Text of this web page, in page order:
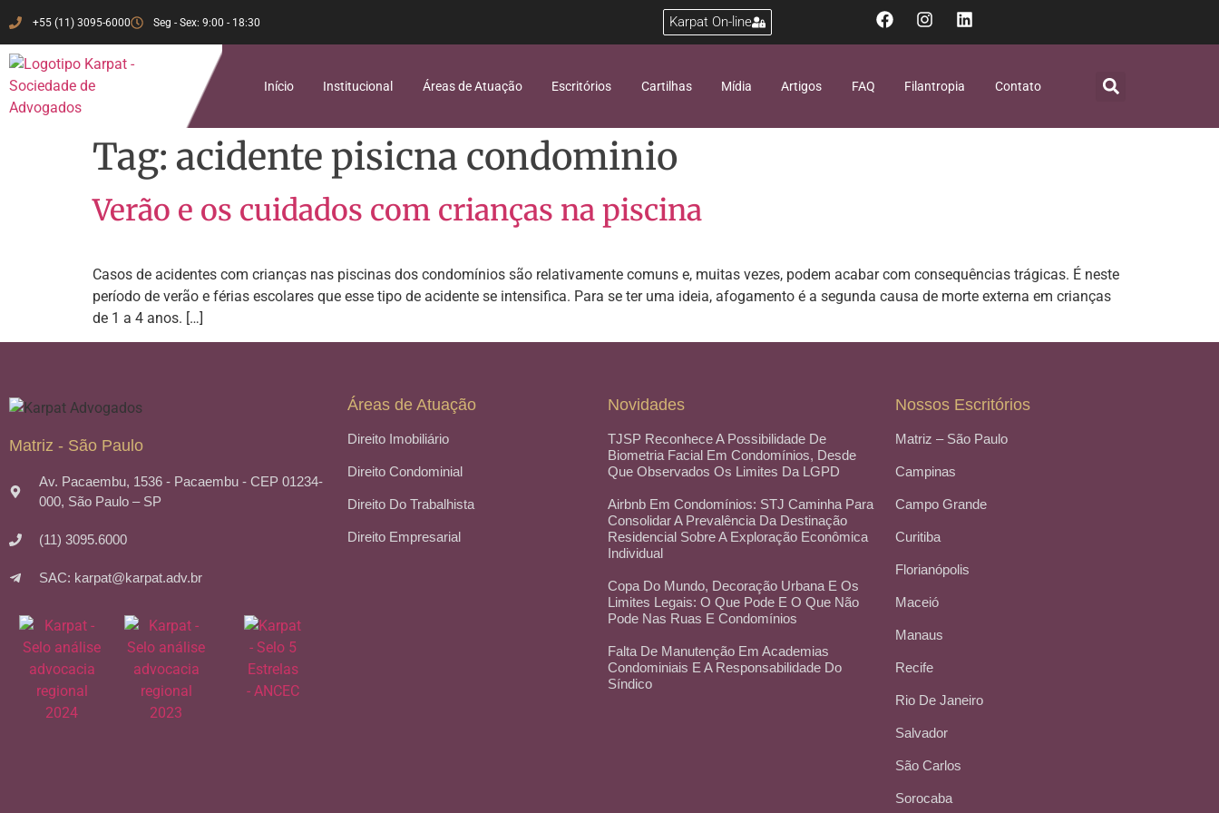
+55 (11) 3095-6000 Seg - Sex: 9:00 - 18:30 Karpat On-line
Início Institucional Áreas de Atuação Escritórios Cartilhas Mídia Artigos FAQ Filantropia Contato
Tag: acidente pisicna condominio
Verão e os cuidados com crianças na piscina
Casos de acidentes com crianças nas piscinas dos condomínios são relativamente comuns e, muitas vezes, podem acabar com consequências trágicas. É neste
período de verão e férias escolares que esse tipo de acidente se intensifica. Para se ter uma ideia, afogamento é a segunda causa de morte externa em crianças
de 1 a 4 anos. […]
Matriz - São Paulo
Av. Pacaembu, 1536 - Pacaembu - CEP 01234-
000, São Paulo – SP
(11) 3095.6000
SAC: karpat@karpat.adv.br
Áreas de Atuação
Direito Imobiliário
Direito Condominial
Direito Do Trabalhista
Direito Empresarial
Novidades
TJSP Reconhece A Possibilidade De
Biometria Facial Em Condomínios, Desde
Que Observados Os Limites Da LGPD
Airbnb Em Condomínios: STJ Caminha Para
Consolidar A Prevalência Da Destinação
Residencial Sobre A Exploração Econômica
Individual
Copa Do Mundo, Decoração Urbana E Os
Limites Legais: O Que Pode E O Que Não
Pode Nas Ruas E Condomínios
Falta De Manutenção Em Academias
Condominiais E A Responsabilidade Do
Síndico
Nossos Escritórios
Matriz – São Paulo
Campinas
Campo Grande
Curitiba
Florianópolis
Maceió
Manaus
Recife
Rio De Janeiro
Salvador
São Carlos
Sorocaba